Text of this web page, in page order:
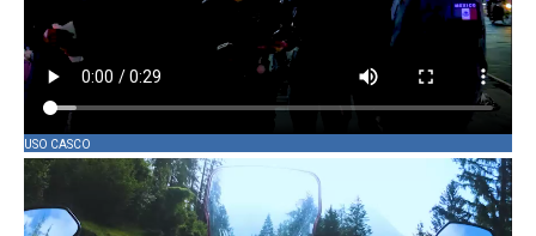
USO CASCO